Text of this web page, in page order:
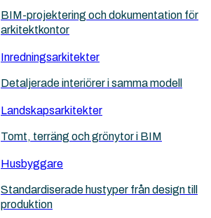
BIM-projektering och dokumentation för
arkitektkontor
Inredningsarkitekter
Detaljerade interiörer i samma modell
Landskapsarkitekter
Tomt, terräng och grönytor i BIM
Husbyggare
Standardiserade hustyper från design till
produktion